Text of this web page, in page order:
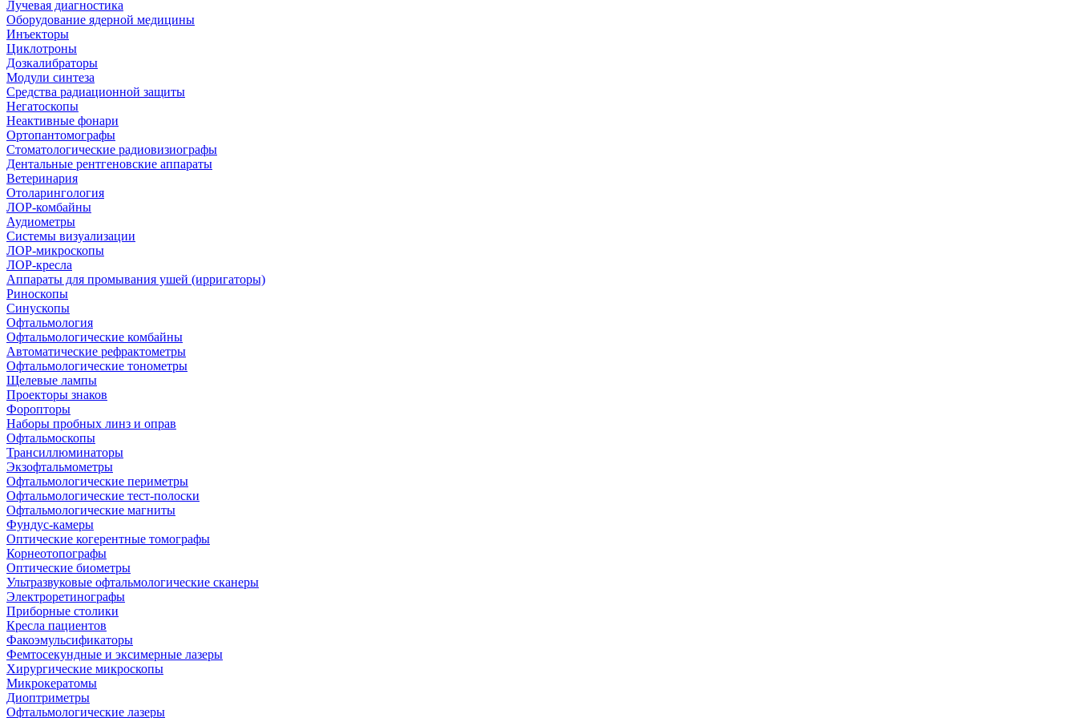
Лучевая диагностика
Оборудование ядерной медицины
Инъекторы
Циклотроны
Дозкалибраторы
Модули синтеза
Средства радиационной защиты
Негатоскопы
Неактивные фонари
Ортопантомографы
Стоматологические радиовизиографы
Дентальные рентгеновские аппараты
Ветеринария
Отоларингология
ЛОР-комбайны
Аудиометры
Системы визуализации
ЛОР-микроскопы
ЛОР-кресла
Аппараты для промывания ушей (ирригаторы)
Риноскопы
Синускопы
Офтальмология
Офтальмологические комбайны
Автоматические рефрактометры
Офтальмологические тонометры
Щелевые лампы
Проекторы знаков
Форопторы
Наборы пробных линз и оправ
Офтальмоскопы
Трансиллюминаторы
Экзофтальмометры
Офтальмологические периметры
Офтальмологические тест-полоски
Офтальмологические магниты
Фундус-камеры
Оптические когерентные томографы
Корнеотопографы
Оптические биометры
Ультразвуковые офтальмологические сканеры
Электроретинографы
Приборные столики
Кресла пациентов
Факоэмульсификаторы
Фемтосекундные и эксимерные лазеры
Хирургические микроскопы
Микрокератомы
Диоптриметры
Офтальмологические лазеры